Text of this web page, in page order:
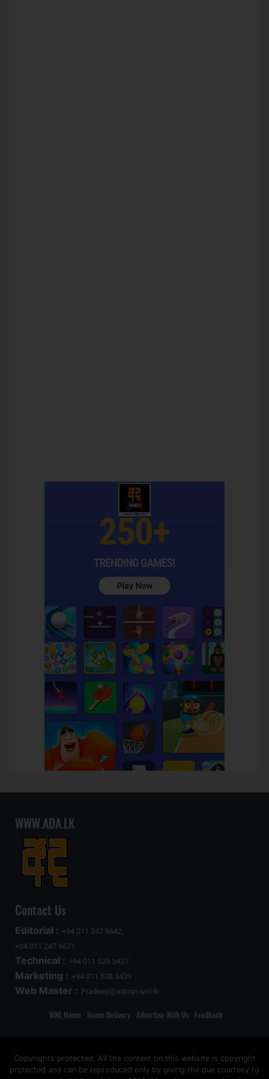
WWW.ADA.LK
Contact Us
Editorial : +94 011 247 9642,
+94 011 247 9671
Technical : +94 011 538 3437
Marketing : +94 011 538 3439
Web Master : Pradeep@admin.wnl.lk
WNL Home Home Delivery Advertise With Us Feedback
Copyrights protected: All the content on this website is copyright
protected and can be reproduced only by giving the due courtesy to